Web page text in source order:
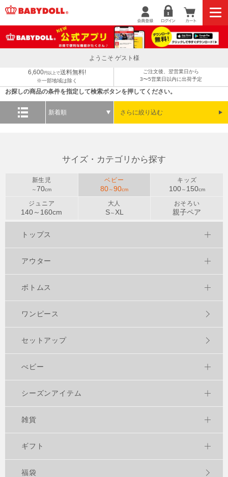
ようこそ ゲスト様
6,600円以上で送料無料!
※一部地域は除く
ご注文後、翌営業日から
3〜5営業日以内に出荷予定
お探しの商品の条件を指定して検索ボタンを押してください。
新着順 さらに絞り込む
サイズ・カテゴリから探す
新生児
～ 70cm
ベビー
80～90cm
キッズ
100～ 150cm
ジュニア
140～ 160cm
大人
S～ XL
おそろい
親子ペア
トップス
アウター
ボトムス
ワンピース
セットアップ
べビー
シーズンアイテム
雑貨
ギフト
福袋